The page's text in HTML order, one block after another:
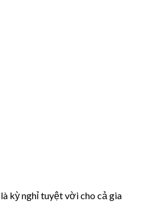
kỳ nghỉ tuyệt vời cho cả gia